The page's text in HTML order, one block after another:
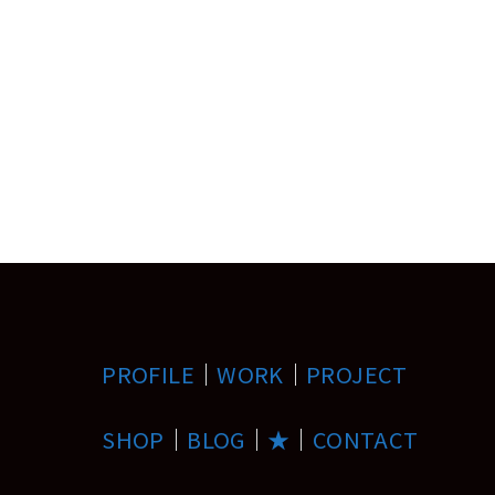
PROFILE ｜WORK ｜ PROJECT
SHOP ｜ BLOG ｜ ★ ｜ CONTACT